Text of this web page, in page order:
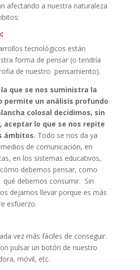
afectando a nuestra naturaleza
tecnológicos están
forma de pensar (o tendría
de nuestro pensamiento).
que se nos suministra la
permite un análisis profundo
colosal decidimos, sin
aceptar lo que se nos repite
ámbitos. Todo se nos da ya
de comunicación, en
en los sistemas educativos,
debemos pensar, como
debemos consumir. Sin
dejamos llevar porque es más
esfuerzo.
vez más fáciles de conseguir.
pulsar un botón de nuestro
móvil, etc.